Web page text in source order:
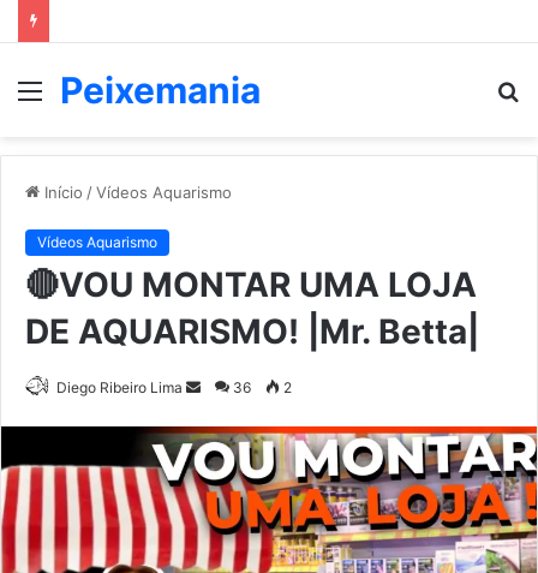
Menu
Peixemania
Início /Vídeos Aquarismo
Vídeos Aquarismo
🔴VOU MONTAR UMA LOJA
DE AQUARISMO! |Mr. Betta|
Diego Ribeiro Lima
Mande
e-
mail
36 2